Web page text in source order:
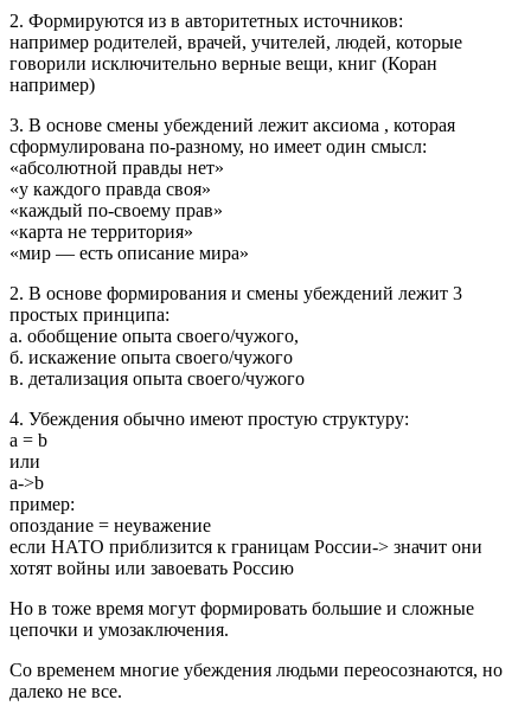
2. Формируются из в авторитетных источников:
например родителей, врачей, учителей, людей, которые
говорили исключительно верные вещи, книг (Коран
например)
3. В основе смены убеждений лежит аксиома , которая
сформулирована по-разному, но имеет один смысл:
«абсолютной правды нет»
«у каждого правда своя»
«каждый по-своему прав»
«карта не территория»
«мир — есть описание мира»
2. В основе формирования и смены убеждений лежит 3
простых принципа:
а. обобщение опыта своего/чужого,
б. искажение опыта своего/чужого
в. детализация опыта своего/чужого
4. Убеждения обычно имеют простую структуру:
а = b
или
а->b
пример:
опоздание = неуважение
если НАТО приблизится к границам России-> значит они
хотят войны или завоевать Россию
Но в тоже время могут формировать большие и сложные
цепочки и умозаключения.
Со временем многие убеждения людьми переосознаются, но
далеко не все.